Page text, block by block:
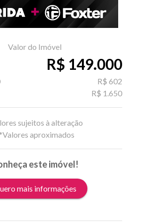
Valor do Imóvel
R$ 149.000
R$ 602
R$ 1.650
sujeitos à alteração
aproximados
este imóvel!
mais informações